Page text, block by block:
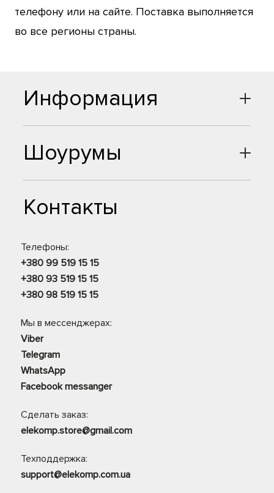
телефону или на сайте. Поставка выполняется
во все регионы страны.
Шоурумы
Контакты
Телефоны:
+380 99 519 15 15
+380 93 519 15 15
+380 98 519 15 15
Мы в мессенджерах:
Viber
Telegram
WhatsApp
Facebook messanger
Сделать заказ:
elekomp.store@gmail.com
Техподдержка:
support@elekomp.com.ua
Информация